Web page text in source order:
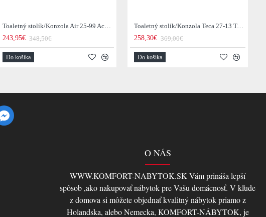
Toaletný stolík/Konzola Air 25-99 Acacia drevo
243,95€ 348,50€
Do košíka
Toaletný stolík/Konzola Teca 27-13 Teak drevo
258,30€ 369,00€
Do košíka
O NÁS
WWW.KOMFORT-NABYTOK.SK Vám prináša lepší
spôsob ,ako nakupovať nábytok pre Vašu domácnosť. V kľude
z domova si môžete objednať kvalitný nábytok priamo z
Holandska, alebo Nemecka, KOMFORT-NÁBYTOK, je